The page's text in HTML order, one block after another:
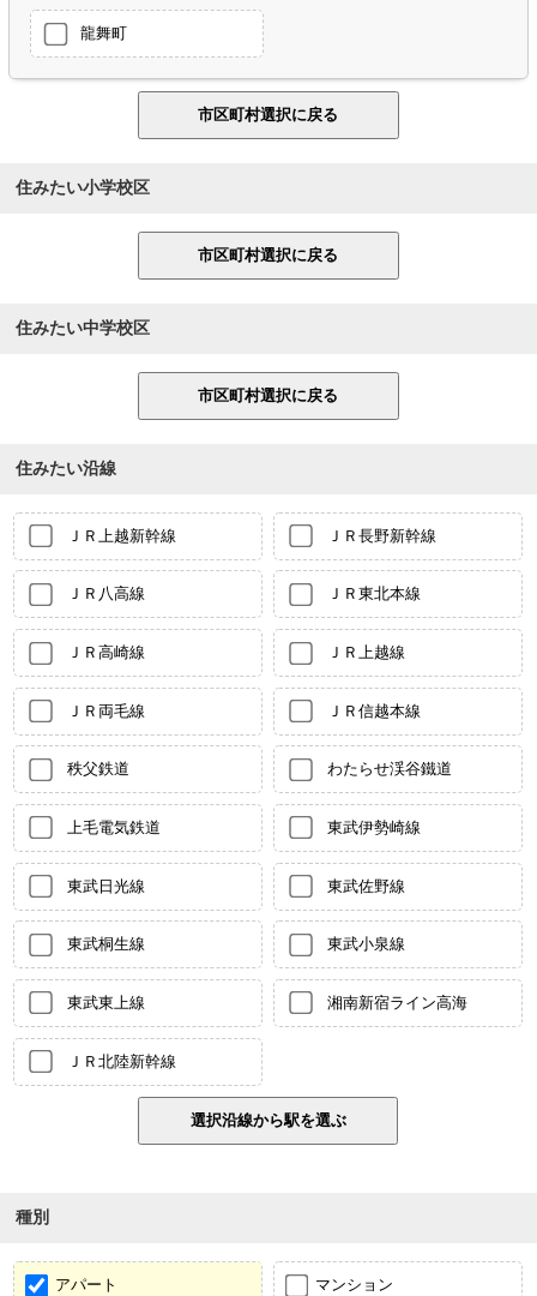
龍舞町
住みたい小学校区
住みたい中学校区
住みたい沿線
ＪＲ上越新幹線 ＪＲ長野新幹線
ＪＲ八高線 ＪＲ東北本線
ＪＲ高崎線 ＪＲ上越線
ＪＲ両毛線 ＪＲ信越本線
秩父鉄道 わたらせ渓谷鐵道
上毛電気鉄道 東武伊勢崎線
東武日光線 東武佐野線
東武桐生線 東武小泉線
東武東上線 湘南新宿ライン高海
ＪＲ北陸新幹線
種別
アパート マンション